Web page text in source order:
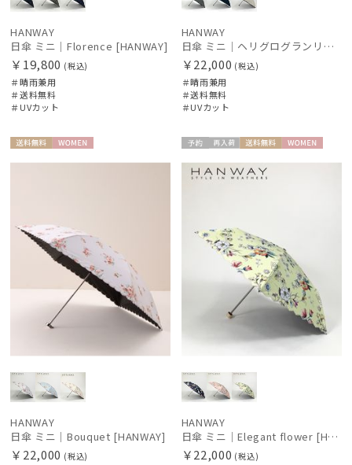
HANWAY
日傘 ミニ｜Florence [HANWAY]
￥19,800 (税込)
＃晴雨兼用
＃送料無料
＃UVカット
HANWAY
日傘 ミニ｜ヘリグログランリボン＆パール [HANWAY]
￥22,000 (税込)
＃晴雨兼用
＃送料無料
＃UVカット
HANWAY
日傘 ミニ｜Bouquet [HANWAY]
￥22,000 (税込)
荷
料
HANWAY
日傘 ミニ｜Elegant flower [HANWAY]
￥22,000 (税込)